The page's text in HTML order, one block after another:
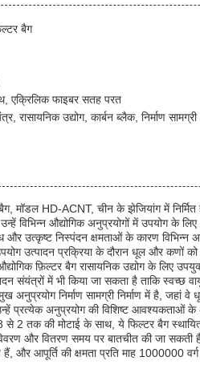
बैग
एक्रिलिक फाइबर सतह परत
रासायनिक उद्योग, कार्बन ब्लैक, निर्माण सामग्री
मॉडल HD-ACNT, चीन के झेजियांग में
विभिन्न औद्योगिक अनुप्रयोगों में उपयोग के लिए
और उत्कृष्ट निस्पंदन क्षमताओं के कारण
उत्पादन प्रक्रिया के दौरान धूल और कणों
फ़िल्टर बैग रासायनिक उद्योग के लिए
संयंत्रों में भी किया जा सकता है ताकि स्वच्छ
अनुप्रयोग निर्माण सामग्री निर्माण में है,
प्रत्येक अनुप्रयोग की विशिष्ट आवश्यकताओं
तक की मोटाई के साथ, ये फिल्टर बैग
और वितरण समय पर बातचीत की जा सकती
हैं, और आपूर्ति की क्षमता प्रति माह 1000000